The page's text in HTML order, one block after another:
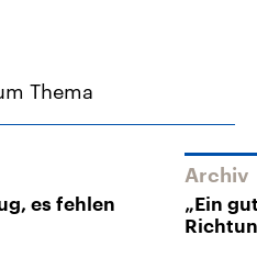
Thema
es fehlen
Archiv
„Ein